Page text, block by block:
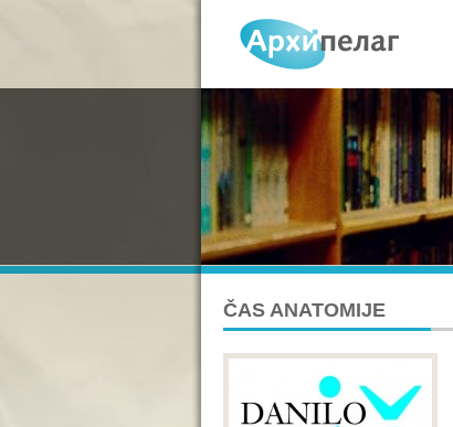
ČAS ANATOMIJE